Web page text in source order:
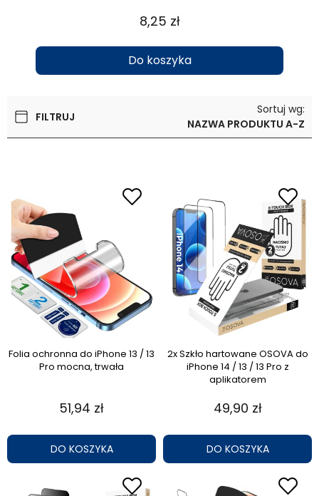
8,25 zł
Do koszyka
FILTRUJ
Sortuj wg:
NAZWA PRODUKTU A-Z
Folia ochronna do iPhone 13 / 13
Pro mocna, trwała
51,94 zł
DO KOSZYKA
2x Szkło hartowane OSOVA do
iPhone 14 / 13 / 13 Pro z
aplikatorem
49,90 zł
DO KOSZYKA